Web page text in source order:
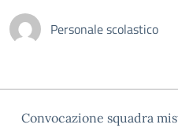
Personale scolastico
Convocazione squadra